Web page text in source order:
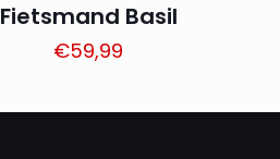
Fietsmand Basil
€59,99